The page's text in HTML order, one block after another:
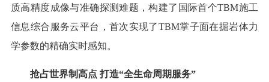
质高精度成像与准确探测难题，构建了国际首个TBM施工
信息综合服务云平台，首次实现了TBM掌子面在掘岩体力
学参数的精确实时感知。
抢占世界制高点 打造“全生命周期服务”